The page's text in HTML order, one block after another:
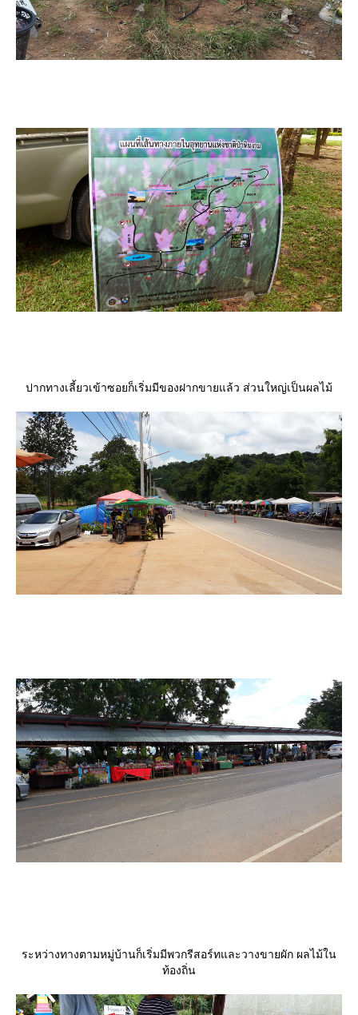
ปากทางเลี้ยวเข้าซอยก็เริ่มมีของฝากขายแล้ว ส่วนใหญ่เป็นผลไม้
ระหว่างทางตามหมู่บ้านก็เริ่มมีพวกรีสอร์ทและวางขายผัก ผลไม้ใน
ท้องถิ่น